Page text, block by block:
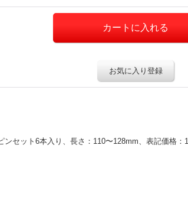
お気に入り登録
ンセット6本入り、長さ：110〜128mm、表記価格：